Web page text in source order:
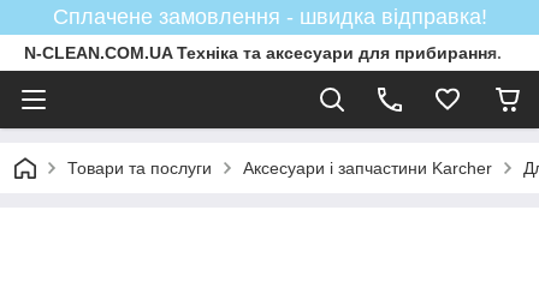
Сплачене замовлення - швидка відправка!
N-CLEAN.COM.UA Техніка та аксесуари для прибирання.
Товари та послуги Аксесуари і запчастини Karcher